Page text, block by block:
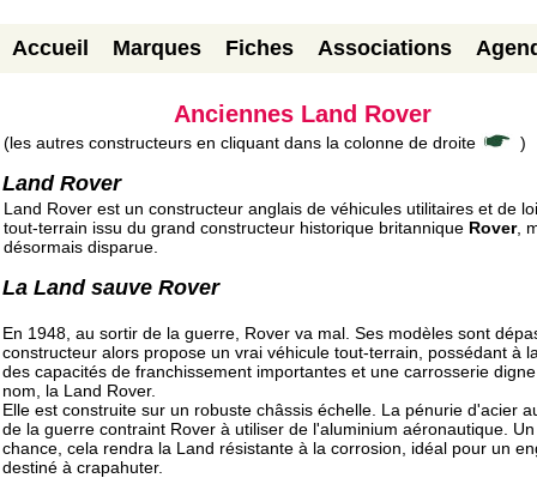
Accueil Marques Fiches Associations
Anciennes Land Rover
(les autres constructeurs en cliquant dans la colonne de droite )
Land Rover
Land Rover est un constructeur anglais de véhicules utilitaires et de
tout-terrain issu du grand constructeur historique britannique Rover,
désormais disparue.
La Land sauve Rover
En 1948, au sortir de la guerre, Rover va mal. Ses modèles sont
constructeur alors propose un vrai véhicule tout-terrain, possédant à
des capacités de franchissement importantes et une carrosserie
nom, la Land Rover.
Elle est construite sur un robuste châssis échelle. La pénurie d'acier
de la guerre contraint Rover à utiliser de l'aluminium aéronautique.
chance, cela rendra la Land résistante à la corrosion, idéal pour un
destiné à crapahuter.